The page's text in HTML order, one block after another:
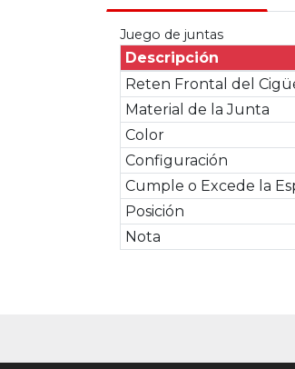
Juego de juntas
Descripción
Reten Frontal del
Material de la Junta
Color
Configuración
Cumple o Excede la
Posición
Nota